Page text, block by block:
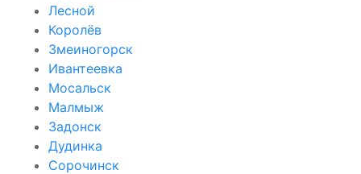
Лесной
Королёв
Змеиногорск
Ивантеевка
Мосальск
Малмыж
Задонск
Дудинка
Сорочинск